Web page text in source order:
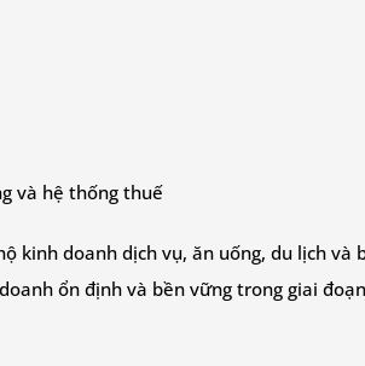
và hệ thống thuế
kinh doanh dịch vụ, ăn uống, du lịch
ổn định và bền vững trong giai